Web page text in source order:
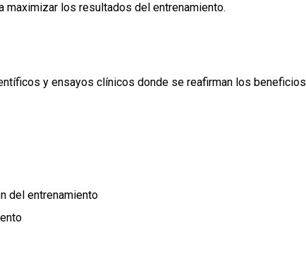
maximizar los resultados del entrenamiento.
y ensayos clínicos donde se reafirman los beneficios
del entrenamiento